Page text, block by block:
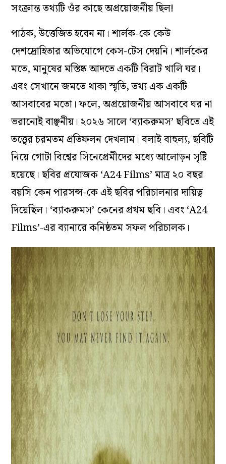
সংক্রান্ত তথ্যটি ওঁর কাছে অপ্রয়োজনীয় ছিল!
পাঠক, উত্তেজিত হবেন না। শার্লক-কে কেউ
দেশদ্রোহিতার অভিযোগে কেস-টেস দেয়নি। শার্লকের
মতে, মানুষের মস্তিষ্ক আদতে একটি বিরাট খালি ঘর।
এবং সেখানে জমতে থাকা স্মৃতি, তথ্য এক একটি
আসবাবের মতো। ফলে, অপ্রয়োজনীয় আসবাবে ঘর না
ভরানোই বাঞ্ছনীয়। ২০২৬ সালে ‘ব্যাকরুমস’ ছবিতে এই
তত্ত্বের চরমতম প্রতিফলন দেখলাম। বলাই বাহুল্য, ছবিটি
নিয়ে গোটা বিশ্বের সিনেপ্রেমীদের মধ্যে আলোড়ন সৃষ্টি
হয়েছে। ছবির প্রযোজক ‘A24 Films’ মাত্র ২০ বছর
বয়সি কেন পারসন্স-কে এই ছবির পরিচালনার দায়িত্ব
দিয়েছিল। ‘ব্যাকরুমস’ কেনের প্রথম ছবি। এবং ‘A24
Films’-এর ব্যানারে কনিষ্ঠতম সফল পরিচালক।